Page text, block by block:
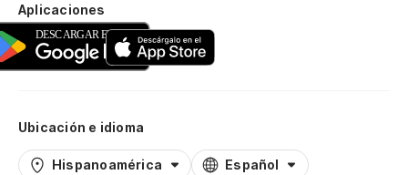
Aplicaciones
Ubicación e idioma
Hispanoamérica Español